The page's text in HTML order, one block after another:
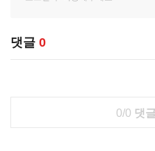
댓글 0
0/0 댓